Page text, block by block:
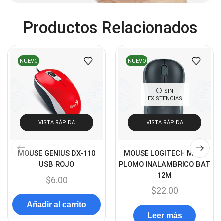
Cables HDMI (36)
Cables Varios (65)
Cables VGA
Cables y Adaptadores
Cables, adaptadores y accesorios (45)
Cámaras de Red (67)
Canon (23)
Capturadora de video
Cargadores (49)
Productos Relacionados
NUEVO
VISTA RÁPIDA
MOUSE GENIUS DX-110
USB ROJO
$6.00
Añadir al carrito
NUEVO
SIN
EXISTENCIAS
VISTA RÁPIDA
MOUSE LOGITECH M185
PLOMO INALAMBRICO BAT
12M
$22.00
Leer más